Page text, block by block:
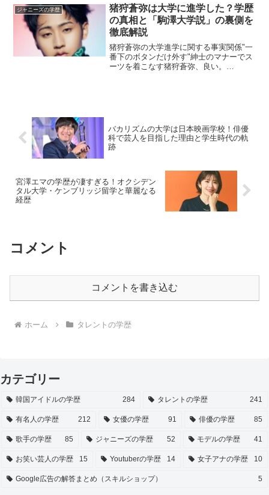
でしょうか。結論から言うと、ヒカキン
さんは大学...
ジャニーズの学歴
猪狩蒼弥は大学に進学した？学歴
の真相と「駒澤大学説」の裏側を
徹底解説
猪狩蒼弥の大学進学に関する事実関係"一
番下のボタンだけ外す"紳士のマナーでス
ーツを着こなす猪狩蒼弥、良い。
バカリズムの大学は日本映画学校！俳優
科で芸人を目指した理由と学生時代の軌
跡
宮澤エマの学歴が凄すぎる！オクシデン
タル大学・ケンブリッジ留学と華麗なる
経歴
コメント
コメントを書き込む
ホーム タレントの学歴
カテゴリー
韓国アイドルの学歴 284 タレントの学歴 241
有名人の学歴 212 女優の学歴 91 俳優の学歴 85
歌手の学歴 85 ジャニーズの学歴 52 モデルの学歴 41
お笑い芸人の学歴 15 Youtuberの学歴 14 女子アナの学歴 10
Google広告の解答まとめ（スキルショップ） 5